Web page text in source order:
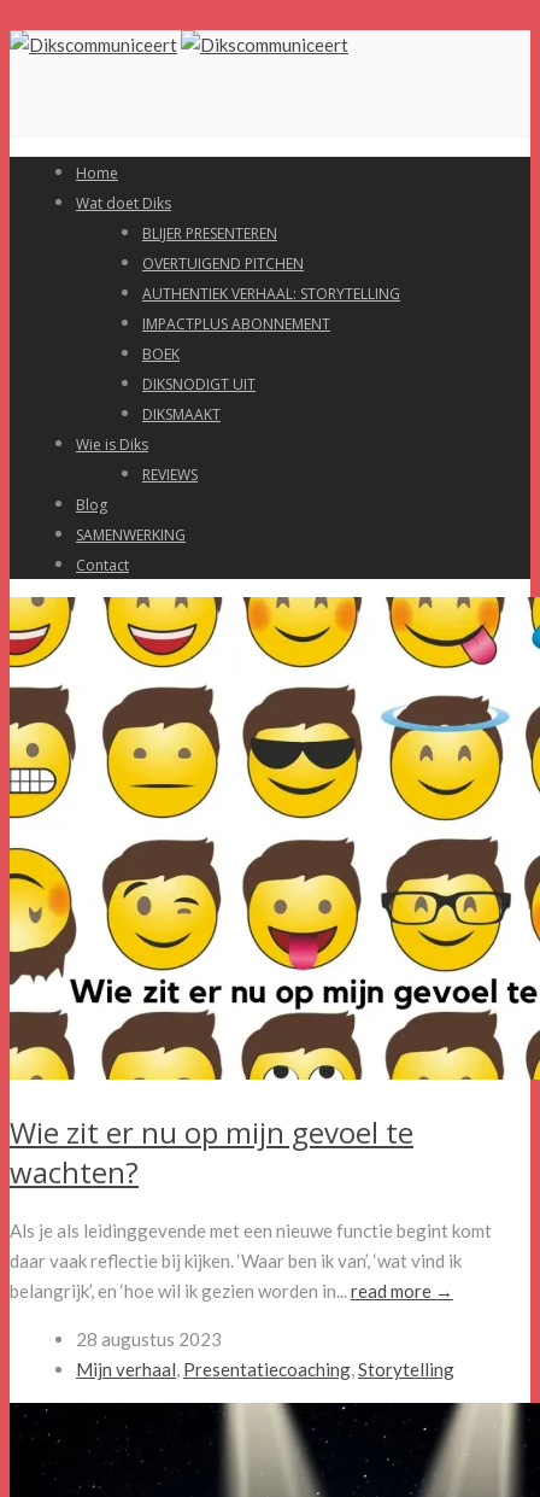
Home
Wat doet Diks
BLIJER PRESENTEREN
OVERTUIGEND PITCHEN
AUTHENTIEK VERHAAL: STORYTELLING
IMPACTPLUS ABONNEMENT
BOEK
DIKSNODIGT UIT
DIKSMAAKT
Wie is Diks
REVIEWS
Blog
SAMENWERKING
Contact
Wie zit er nu op mijn gevoel te
wachten?
Als je als leidinggevende met een nieuwe functie begint komt
daar vaak reflectie bij kijken. ‘Waar ben ik van’, ‘wat vind ik
belangrijk’, en ‘hoe wil ik gezien worden in...read more →
28 augustus 2023
Mijn verhaal, Presentatiecoaching,Storytelling